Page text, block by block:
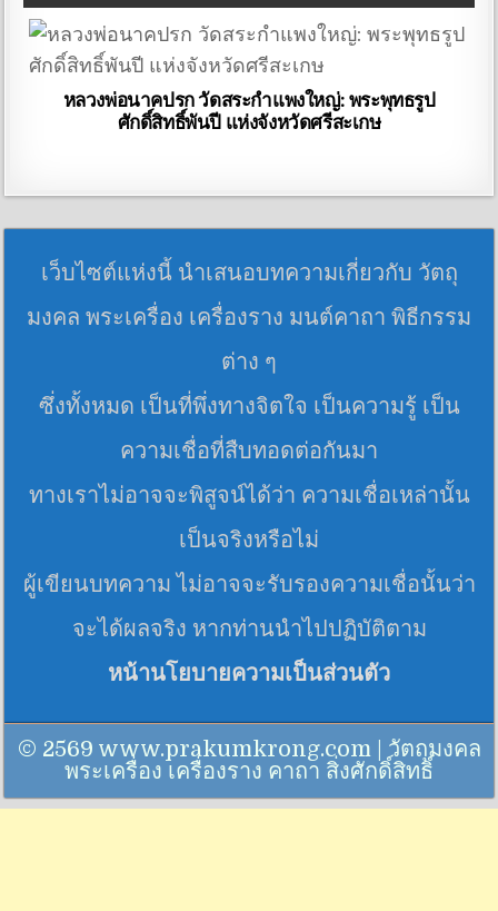
หลวงพ่อนาคปรก วัดสระกำแพงใหญ่: พระพุทธรูป
ศักดิ์สิทธิ์พันปี แห่งจังหวัดศรีสะเกษ
เว็บไซต์แห่งนี้ นำเสนอบทความเกี่ยวกับ วัตถุ
มงคล พระเครื่อง เครื่องราง มนต์คาถา พิธีกรรม
ต่าง ๆ
ซึ่งทั้งหมด เป็นที่พึ่งทางจิตใจ เป็นความรู้ เป็น
ความเชื่อที่สืบทอดต่อกันมา
ทางเราไม่อาจจะพิสูจน์ได้ว่า ความเชื่อเหล่านั้น
เป็นจริงหรือไม่
ผู้เขียนบทความ ไม่อาจจะรับรองความเชื่อนั้นว่า
จะได้ผลจริง หากท่านนำไปปฏิบัติตาม
หน้านโยบายความเป็นส่วนตัว
© 2569 www.prakumkrong.com | วัตถุมงคล
พระเครื่อง เครื่องราง คาถา สิ่งศักดิ์สิทธิ์